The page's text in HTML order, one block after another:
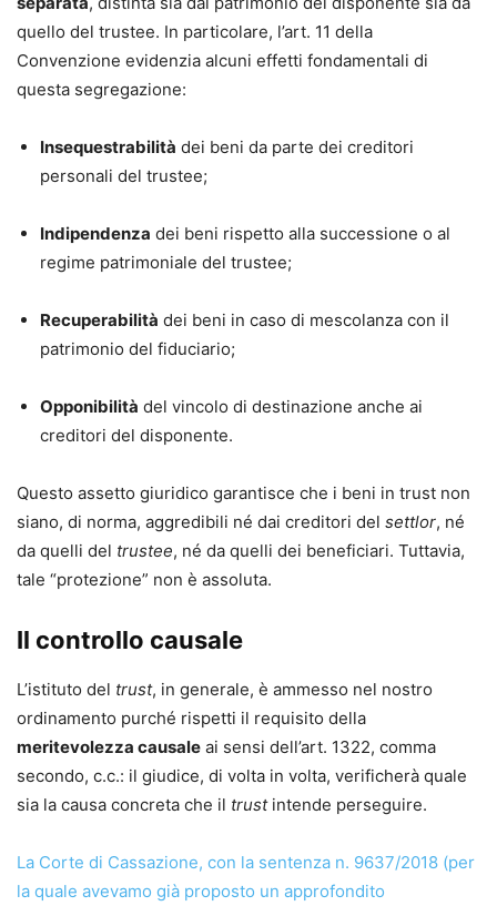
quello del trustee. In particolare, l’art. 11 della
Convenzione evidenzia alcuni effetti fondamentali di
questa segregazione:
Insequestrabilità dei beni da parte dei creditori
personali del trustee;
Indipendenza dei beni rispetto alla successione o al
regime patrimoniale del trustee;
Recuperabilità dei beni in caso di mescolanza con il
patrimonio del fiduciario;
Opponibilità del vincolo di destinazione anche ai
creditori del disponente.
Questo assetto giuridico garantisce che i beni in trust non
siano, di norma, aggredibili né dai creditori del settlor, né
da quelli del trustee, né da quelli dei beneficiari. Tuttavia,
tale “protezione” non è assoluta.
Il controllo causale
L’istituto del trust, in generale, è ammesso nel nostro
ordinamento purché rispetti il requisito della
meritevolezza causale ai sensi dell’art. 1322, comma
secondo, c.c.: il giudice, di volta in volta, verificherà quale
sia la causa concreta che il trustintende perseguire.
La Corte di Cassazione, con la sentenza n. 9637/2018 (per
la quale avevamo già proposto un approfondito